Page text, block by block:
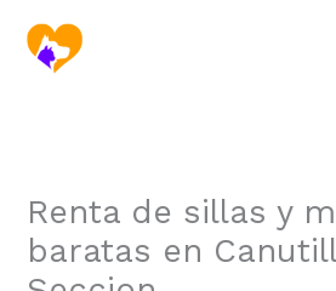
contenido
Renta de sillas y
baratas en